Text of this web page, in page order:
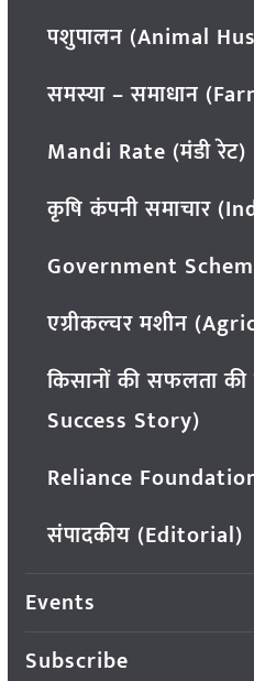
पशुपालन (Animal
समस्या – समाधान
Mandi Rate (मंडी रेट)
कृषि कंपनी समाचार
Government
एग्रीकल्चर मशीन
किसानों की सफलता
Success Story)
Reliance
संपादकीय (Editorial)
Events
Subscribe